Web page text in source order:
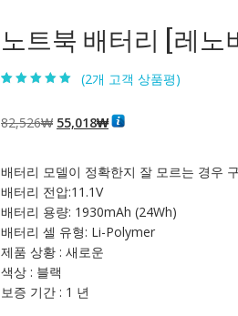
노트북 배터리 [레노버
5점 만점에점
으로 평가됨
(2개 고객 상품평)
82,526₩ 원
격:
82,526₩
55,018₩현
격:
배터리 모델이 정확한지 잘 모르는 경우
배터리 전압:11.1V
배터리 용량: 1930mAh (24Wh)
배터리 셀 유형: Li-Polymer
제품 상황 : 새로운
색상 : 블랙
보증 기간 : 1 년